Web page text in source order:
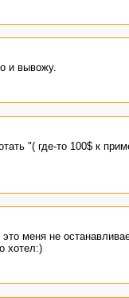
и вывожу.
"( где-то 100$ к
меня не
хотел:)